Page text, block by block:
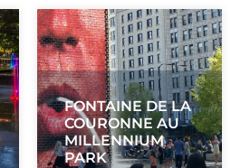
FONTAINE DE LA
COURONNE AU
MILLENNIUM
PARK